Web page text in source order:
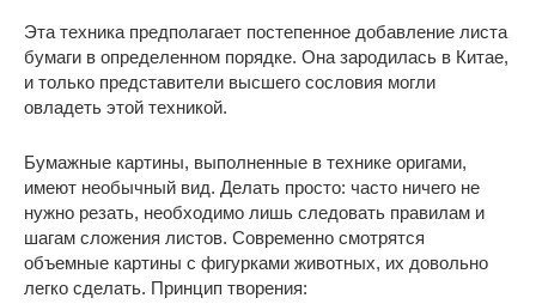
Эта техника предполагает постепенное добавление листа
бумаги в определенном порядке. Она зародилась в Китае,
и только представители высшего сословия могли
овладеть этой техникой.
Бумажные картины, выполненные в технике оригами,
имеют необычный вид. Делать просто: часто ничего не
нужно резать, необходимо лишь следовать правилам и
шагам сложения листов. Современно смотрятся
объемные картины с фигурками животных, их довольно
легко сделать. Принцип творения: